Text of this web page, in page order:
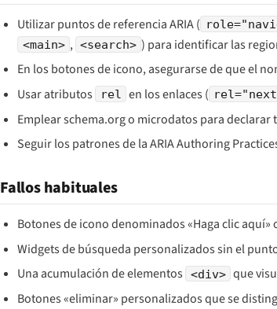
Utilizar puntos de referencia ARIA (
<main> , <search> ) para identificar las
En los botones de icono, asegurarse de que el
Usar atributos
rel en los enlaces (
Emplear schema.org o microdatos para
Seguir los patrones de la ARIA Authoring
Fallos habituales
Botones de icono denominados «Haga clic
Widgets de búsqueda personalizados sin el
Una acumulación de elementos <div> que
Botones «eliminar» personalizados que se